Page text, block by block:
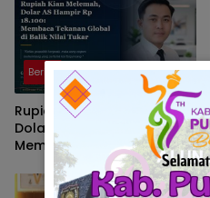
Berita
Rupiah Kian Melemah,
Dolar AS Hampir Rp18.100:
Membaca Tekanan Global
dan Domesti